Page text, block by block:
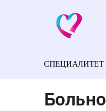
СПЕЦИАЛИТЕТ